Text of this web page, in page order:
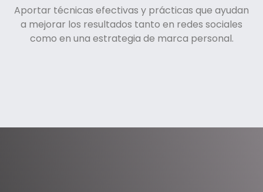
Aportar técnicas efectivas y prácticas que ayudan
a mejorar los resultados tanto en redes sociales
como en una estrategia de marca personal.